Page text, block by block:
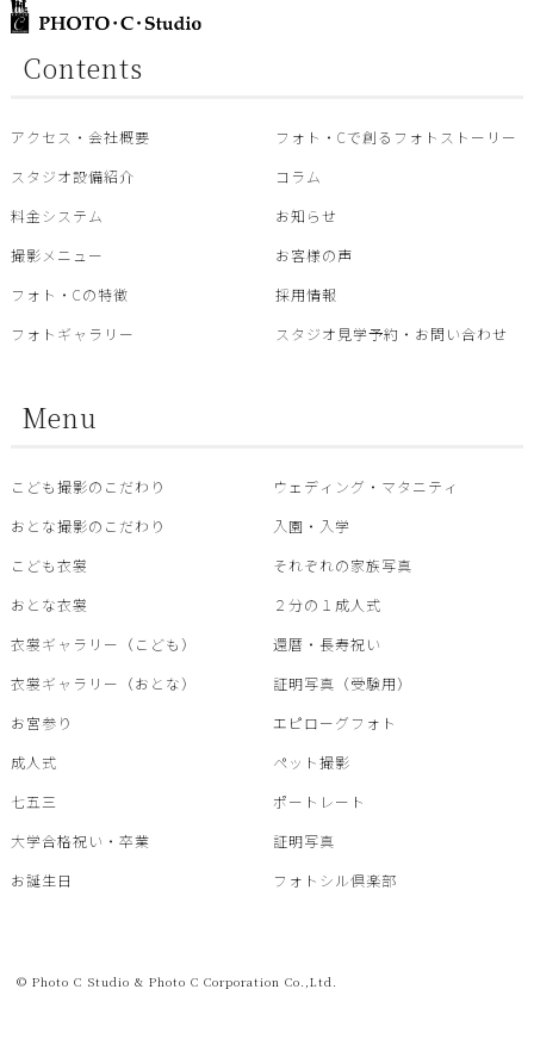
Contents
アクセス・会社概要
スタジオ設備紹介
料金システム
撮影メニュー
フォト・Cの特徴
フォトギャラリー
フォト・Cで創るフォトストーリー
コラム
お知らせ
お客様の声
採用情報
スタジオ見学予約・お問い合わせ
Menu
こども撮影のこだわり
おとな撮影のこだわり
こども衣裳
おとな衣裳
衣裳ギャラリー（こども）
衣裳ギャラリー（おとな）
お宮参り
成人式
七五三
大学合格祝い・卒業
お誕生日
ウェディング・マタニティ
入園・入学
それぞれの家族写真
２分の１成人式
還暦・⾧寿祝い
証明写真（受験用）
エピローグフォト
ペット撮影
ポートレート
証明写真
フォトシル倶楽部
© Photo C Studio & Photo C Corporation Co.,Ltd.